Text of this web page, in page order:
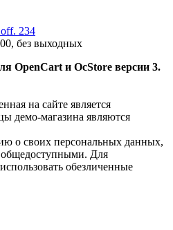
234
без выходных
OpenCart и OcStore версии 3.
на сайте является
демо-магазина являются
о своих персональных данных,
общедоступными. Для
обезличенные